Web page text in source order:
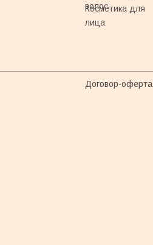
волос
Косметика для
лица
Договор-оферта